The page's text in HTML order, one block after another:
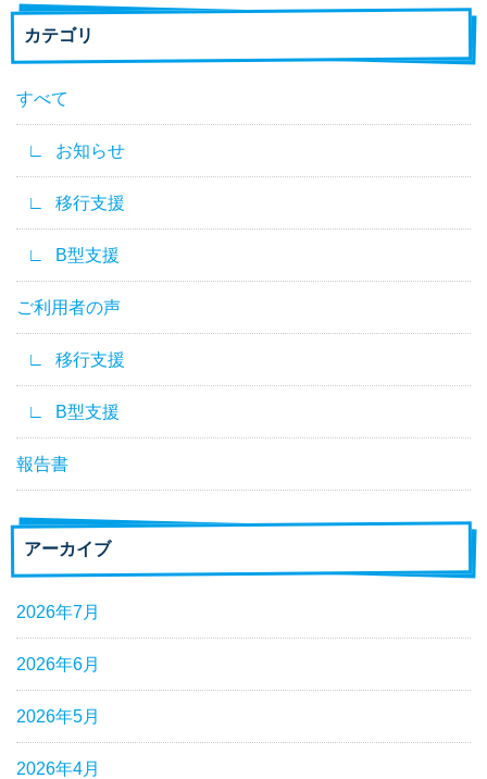
カテゴリ
すべて
お知らせ
移行支援
B型支援
ご利用者の声
移行支援
B型支援
報告書
アーカイブ
2026年7月
2026年6月
2026年5月
2026年4月